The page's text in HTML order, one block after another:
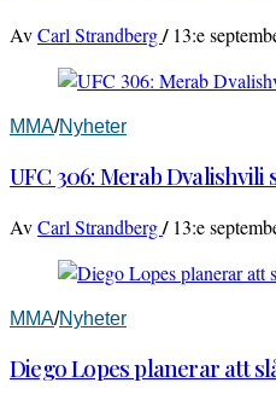
AvCarl Strandberg/ 13:e
MMA/Nyheter
UFC 306: Merab
AvCarl Strandberg/ 13:e
MMA/Nyheter
Diego Lopes planerar att